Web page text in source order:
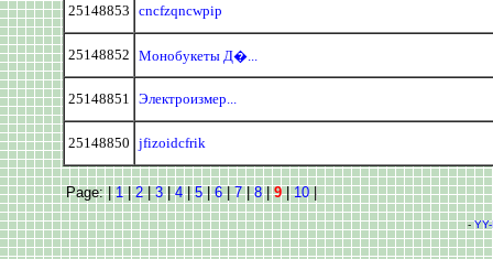
25148853 cncfzqncwpip
25148852 Монобукеты Д�...
25148851 Электроизмер...
25148850 jfizoidcfrik
Page: |1|2|3|4|5|6|7|8|9|10|
-